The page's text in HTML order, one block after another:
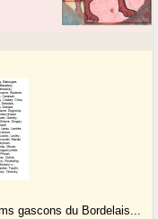
gascons du Bordelais...